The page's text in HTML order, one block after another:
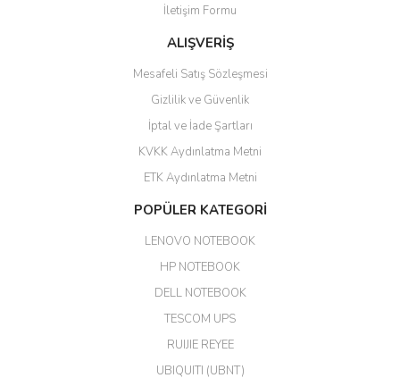
hızlı güvenli bir alışveriş oldu
Yalçın Kaya | 20/06/2026
ahmet yiğit | 29/04/2026
Aldığım ürün kapalı kutu teslim
edildi. Teşekkür ederim.
GÜRKAN KETHÜDAOĞLU |
İletişim Formu
ALIŞVERİŞ
Mesafeli Satış Sözleşmesi
Gizlilik ve Güvenlik
İptal ve İade Şartları
KVKK Aydınlatma Metni
ETK Aydınlatma Metni
POPÜLER KATEGORİ
LENOVO NOTEBOOK
HP NOTEBOOK
DELL NOTEBOOK
TESCOM UPS
RUIJIE REYEE
UBIQUITI (UBNT)